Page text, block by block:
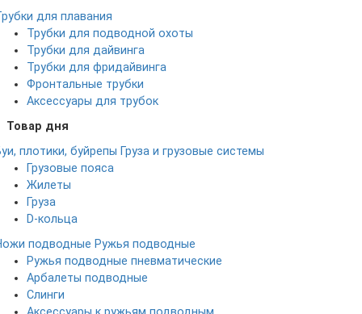
для плавания
Трубки для подводной охоты
Трубки для дайвинга
Трубки для фридайвинга
Фронтальные трубки
Аксессуары для трубок
Товар дня
плотики, буйрепы Груза и грузовые системы
Грузовые пояса
Жилеты
Груза
D-кольца
подводные Ружья подводные
Ружья подводные пневматические
Арбалеты подводные
Слинги